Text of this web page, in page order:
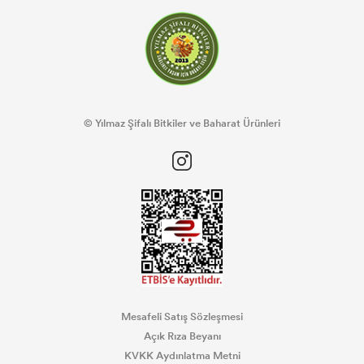
© Yılmaz Şifalı Bitkiler ve Baharat Ürünleri
Mesafeli Satış Sözleşmesi
Açık Rıza Beyanı
KVKK Aydınlatma Metni